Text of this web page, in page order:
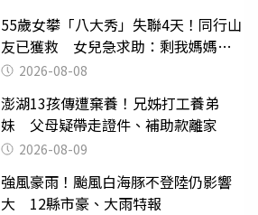
55歲女攀「八大秀」失聯4天！同行山
友已獲救 女兒急求助：剩我媽媽還
沒找到
2026-08-08
澎湖13孩傳遭棄養！兄姊打工養弟
妹 父母疑帶走證件、補助款離家
2026-08-09
強風豪雨！颱風白海豚不登陸仍影響
大 12縣市豪、大雨特報